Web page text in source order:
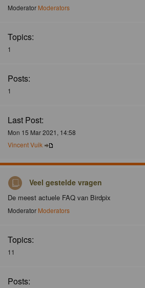
Moderator Moderators
Topics:
1
Posts:
1
Last Post:
Mon 15 Mar 2021, 14:58
Vincent Vuik
Veel gestelde vragen
De meest actuele FAQ van Birdpix
Moderator Moderators
Topics:
11
Posts: